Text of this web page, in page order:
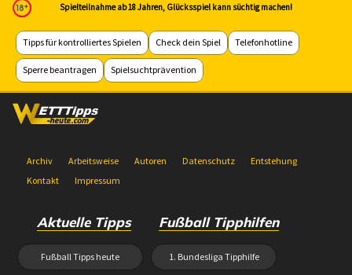
Spielteilnahme ab 18 Jahren, Glücksspiel kann süchtig machen!
Tipps für kontrolliertes Spielen Check dein Spiel Telefonhotline
Sperre beantragen Spielsuchtprävention
Archiv Arbeitsweise Autoren Datenschutz
Entstehung
Kontakt
Impressum
Aktuelle Tipps
Fußball Tipps heute
Fußball Tipphilfen
1. Bundesliga Tipphilfe